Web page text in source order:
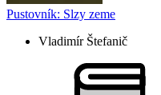
Pustovník: Slzy zeme
Vladimír Štefanič